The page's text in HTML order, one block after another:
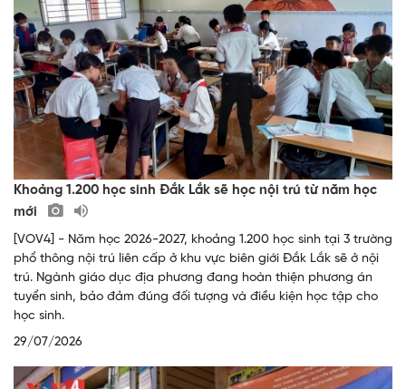
Khoảng 1.200 học sinh Đắk Lắk sẽ học nội trú từ năm học
mới
[VOV4] - Năm học 2026-2027, khoảng 1.200 học sinh tại 3 trường
phổ thông nội trú liên cấp ở khu vực biên giới Đắk Lắk sẽ ở nội
trú. Ngành giáo dục địa phương đang hoàn thiện phương án
tuyển sinh, bảo đảm đúng đối tượng và điều kiện học tập cho
học sinh.
29/07/2026